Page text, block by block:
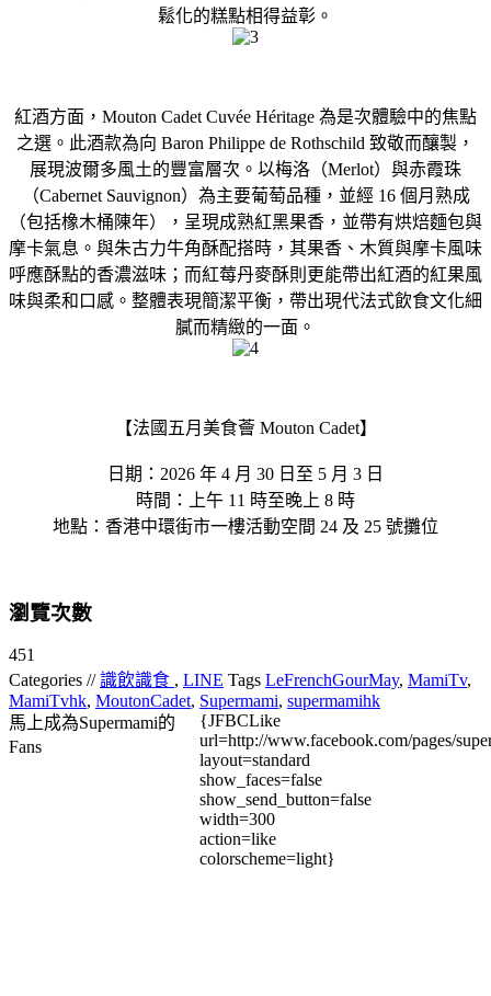
鬆化的糕點相得益彰。
紅酒方面，Mouton Cadet Cuvée Héritage 為是次體驗中的焦點
之選。此酒款為向 Baron Philippe de Rothschild 致敬而釀製，
展現波爾多風土的豐富層次。以梅洛（Merlot）與赤霞珠
（Cabernet Sauvignon）為主要葡萄品種，並經 16 個月熟成
（包括橡木桶陳年），呈現成熟紅黑果香，並帶有烘焙麵包與
摩卡氣息。與朱古力牛角酥配搭時，其果香、木質與摩卡風味
呼應酥點的香濃滋味；而紅莓丹麥酥則更能帶出紅酒的紅果風
味與柔和口感。整體表現簡潔平衡，帶出現代法式飲食文化細
膩而精緻的一面。
【法國五月美食薈 Mouton Cadet】
日期：2026 年 4 月 30 日至 5 月 3 日
時間：上午 11 時至晚上 8 時
地點：香港中環街市一樓活動空間 24 及 25 號攤位
瀏覽次數
451
Categories //識飲識食 , LINE Tags LeFrenchGourMay, MamiTv,
MamiTvhk, MoutonCadet, Supermami, supermamihk
馬上成為Supermami的
Fans
{JFBCLike
url=http://www.facebook.com/pages/
layout=standard
show_faces=false
show_send_button=false
width=300
action=like
colorscheme=light}